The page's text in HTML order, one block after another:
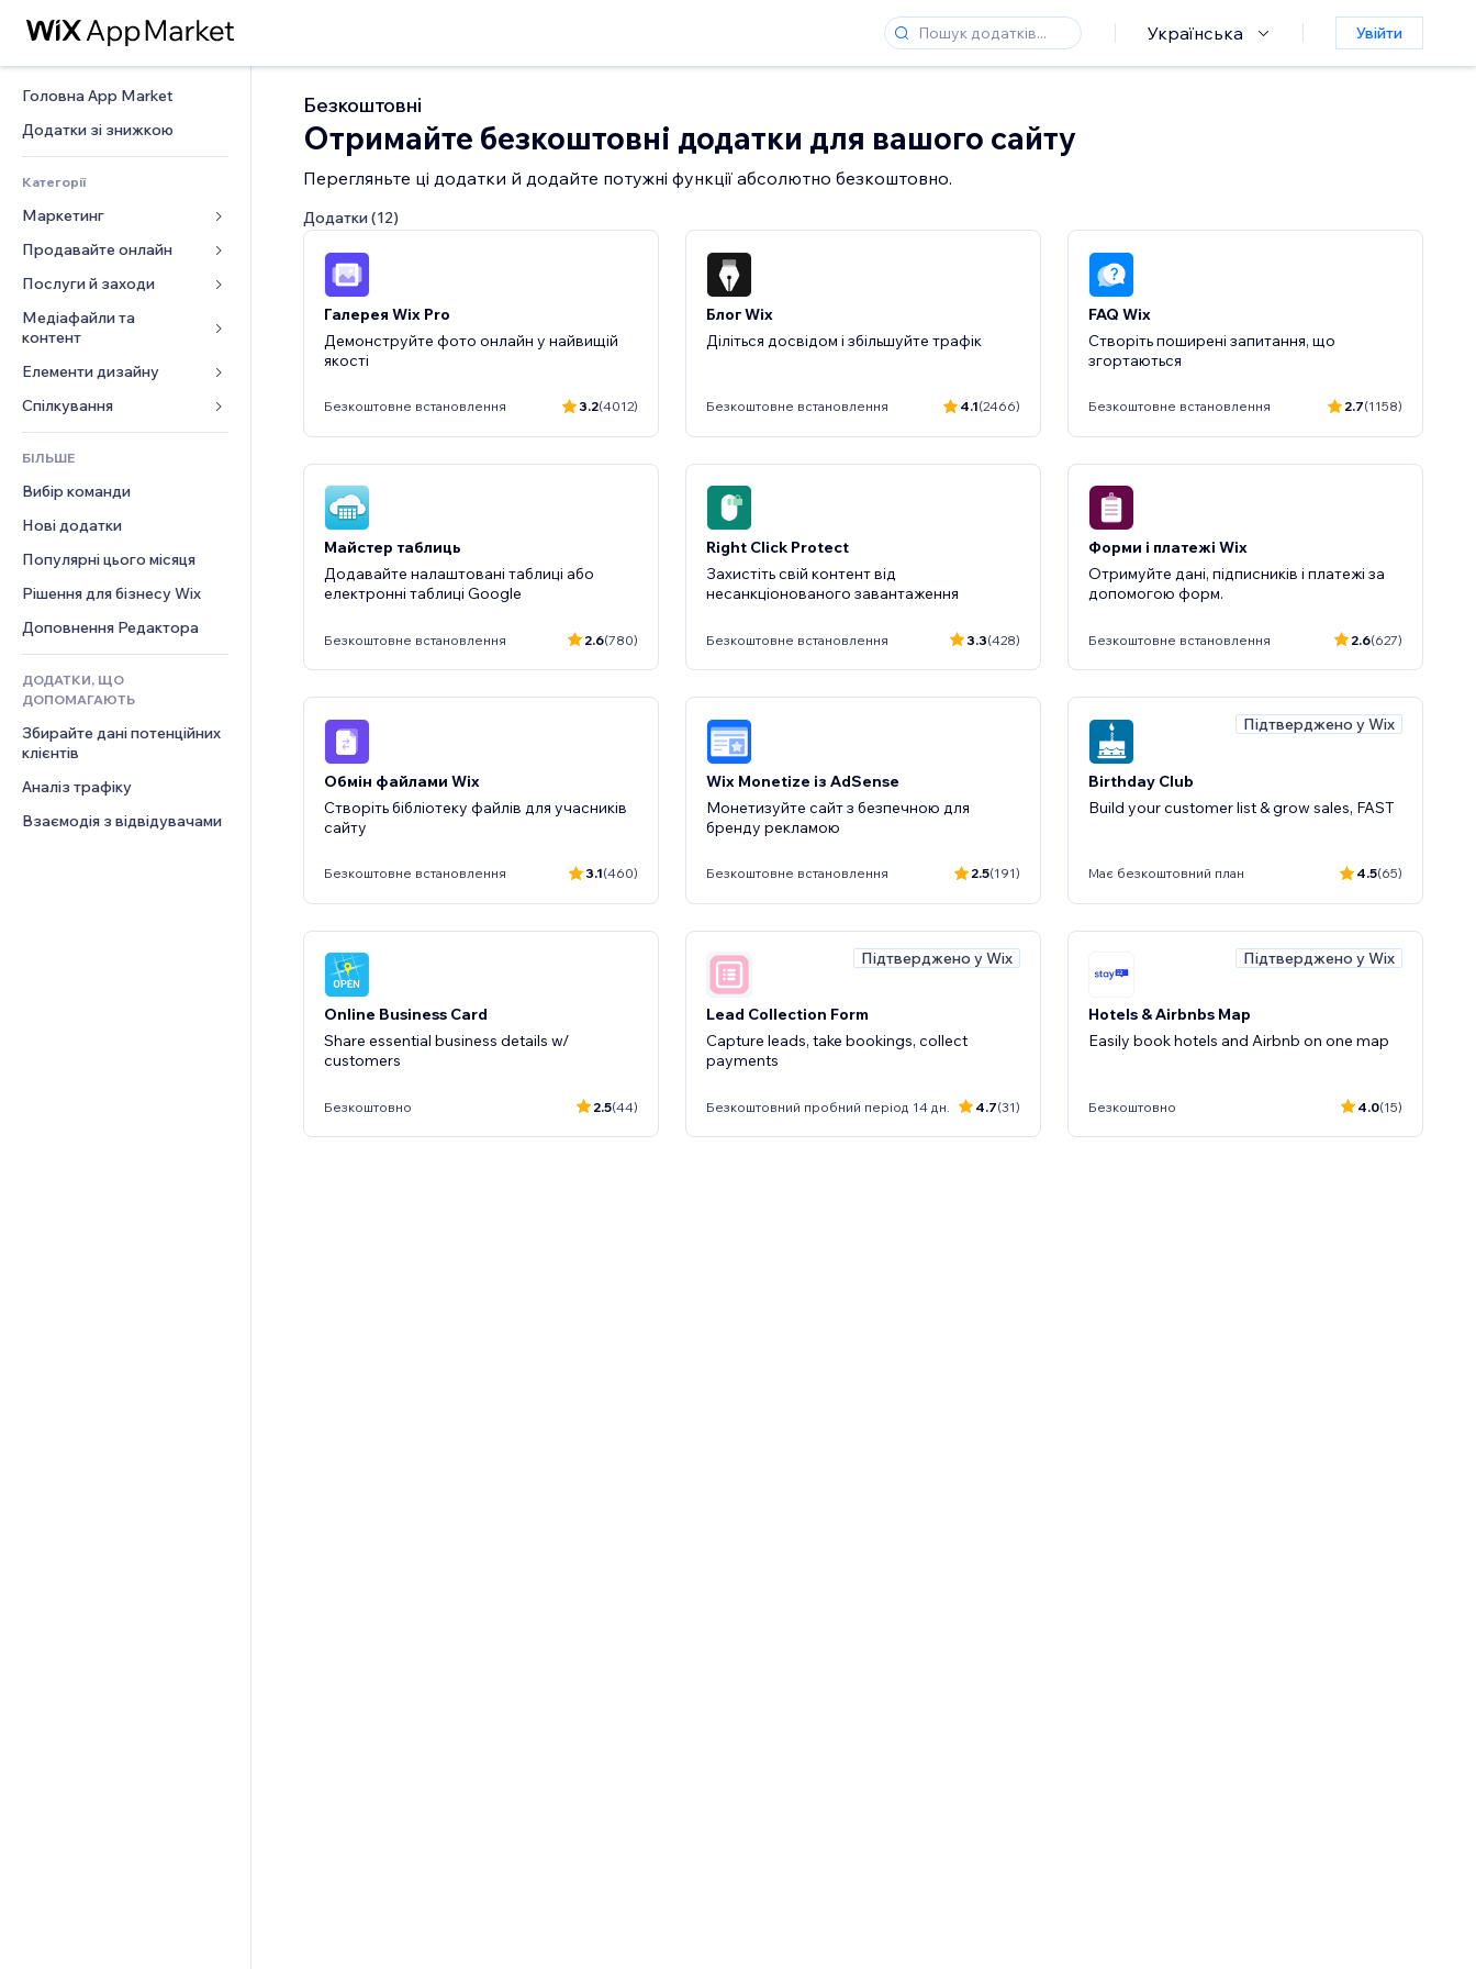
Українська Увійти
Головна App Market
Додатки зі знижкою
Категорії
Маркетинг
Реклама
Мобільний
Аналітика
Соцмережі
SEO
Залучення
Розміщення сайту
Ел. пошта
Конверсія
Продавайте онлайн
Додатки для магазинів
Надсилання та доставка
Кнопки продажу
Онлайн‑курси
Друк на замовлення
Бухгалтерський облік
Купони й лояльність
Рішення для складів
Дропшипінг
Тарифні плани й підписки
Краудфандинг
Їжа та напої
Послуги й заходи
Готелі
Заходи
Ресторани
Нерухомість
Медіафайли та
контент
Галерея
Музика
Подкасти
Фотографія
Відео
PDF
Обмін файлами
Новини
Елементи дизайну
Карти й навігація
Конфіденційність і безпека
Годинник
Шаблони сторінок
Ефекти зображення
Кнопки та меню
Банери та бейджі
Калькулятори
Пошук
Погода
Графіки й таблиці
Форми
Опитування
Чат
Коментарі
Телефон
Спільнота
Відгуки
CRM
БІЛЬШЕ
Вибір команди
Нові додатки
Популярні цього місяця
Рішення для бізнесу Wix
Доповнення Редактора
ДОДАТКИ, ЩО
ДОПОМАГАЮТЬ
Збирайте дані потенційних
клієнтів
Аналіз трафіку
Взаємодія з відвідувачами
Безкоштовні
Отримайте безкоштовні додатки для вашого сайту
Перегляньте ці додатки й додайте потужні функції абсолютно безкоштовно.
Додатки (12)
Галерея Wix Pro
Демонструйте фото онлайн у найвищій
якості
Безкоштовне встановлення 3.2(4012)
Блог Wix
Діліться досвідом і збільшуйте трафік
Безкоштовне встановлення 4.1(2466)
FAQ Wix
Створіть поширені запитання, що
згортаються
Безкоштовне встановлення 2.7(1158)
Майстер таблиць
Додавайте налаштовані таблиці або
електронні таблиці Google
Безкоштовне встановлення 2.6(780)
Right Click Protect
Захистіть свій контент від
несанкціонованого завантаження
Безкоштовне встановлення 3.3(428)
Форми і платежі Wix
Отримуйте дані, підписників і платежі за
допомогою форм.
Безкоштовне встановлення 2.6(627)
Обмін файлами Wix
Створіть бібліотеку файлів для учасників
сайту
Безкоштовне встановлення 3.1(460)
Wix Monetize із AdSense
Монетизуйте сайт з безпечною для
бренду рекламою
Безкоштовне встановлення 2.5(191)
Підтверджено у Wix
Birthday Club
Build your customer list & grow sales, FAST
Має безкоштовний план 4.5(65)
Online Business Card
Share essential business details w/
customers
Безкоштовно 2.5(44)
Підтверджено у Wix
Lead Collection Form
Capture leads, take bookings, collect
payments
Безкоштовний пробний період 14 дн. 4.7(31)
Підтверджено у Wix
Hotels & Airbnbs Map
Easily book hotels and Airbnb on one map
Безкоштовно 4.0(15)